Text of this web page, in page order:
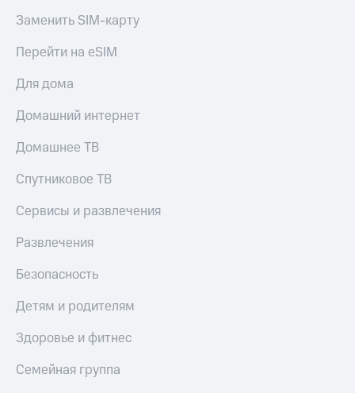
Заменить SIM-карту
Перейти на eSIM
Для дома
Домашний интернет
Домашнее ТВ
Спутниковое ТВ
Сервисы и развлечения
Развлечения
Безопасность
Детям и родителям
Здоровье и фитнес
Семейная группа